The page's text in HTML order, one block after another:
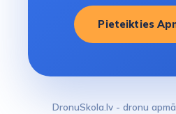
Pieteikties
DronuSkola.lv - dronu